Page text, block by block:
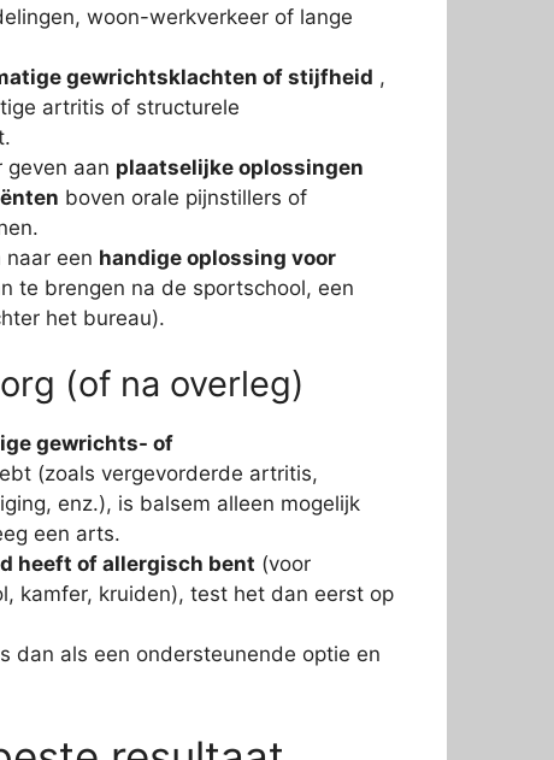
woon-werkverkeer of lange
gewrichtsklachten of stijfheid ,
artritis of structurele
geven aan plaatselijke oplossingen
boven orale pijnstillers of
naar een handige oplossing voor
te brengen na de sportschool, een
het bureau).
(of na overleg)
gewrichts- of
(zoals vergevorderde artritis,
enz.), is balsem alleen mogelijk
een arts.
heeft of allergisch bent (voor
kamfer, kruiden), test het dan eerst op
dan als een ondersteunende optie en